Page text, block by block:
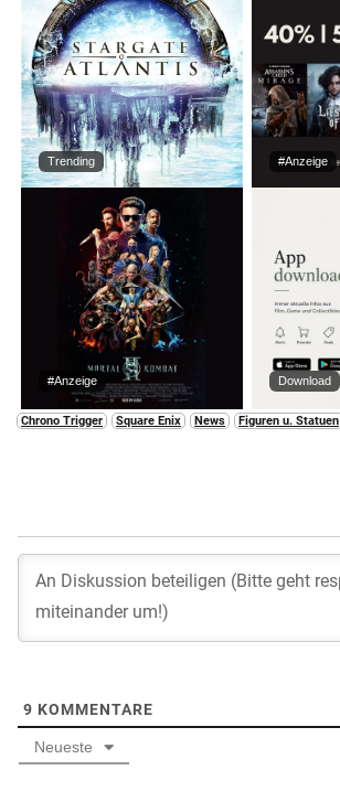
Trending #Anzeige
#Anzeige Download
Chrono Trigger Square Enix News Figuren u. Statuen
9 KOMMENTARE
Neueste